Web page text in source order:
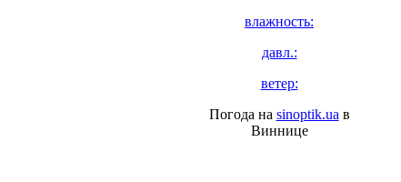
влажность:
давл.:
ветер:
Погода на sinoptik.ua в
Виннице